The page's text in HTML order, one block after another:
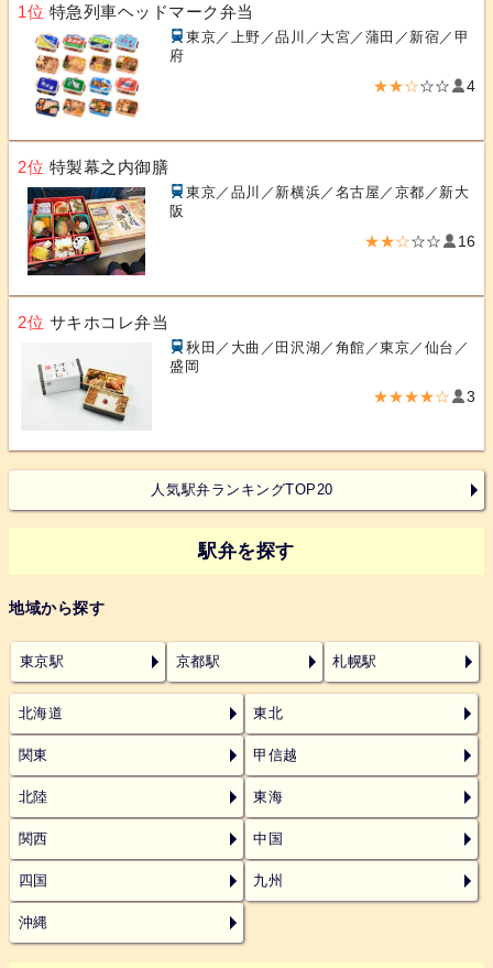
1位 特急列車ヘッドマーク弁当
東京／上野／品川／大宮／蒲田／新宿／甲
府
★★☆☆☆ 4
2位 特製幕之内御膳
東京／品川／新横浜／名古屋／京都／新大
阪
★★☆☆☆ 16
2位 サキホコレ弁当
秋田／大曲／田沢湖／角館／東京／仙台／
盛岡
★★★★☆ 3
人気駅弁ランキングTOP20
駅弁を探す
地域から探す
東京駅 京都駅 札幌駅
北海道 東北
関東 甲信越
北陸 東海
関西 中国
四国 九州
沖縄